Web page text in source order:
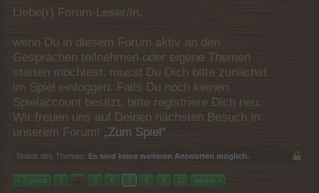
Liebe(r) Forum-Leser/in,
wenn Du in diesem Forum aktiv an den
Gesprächen teilnehmen oder eigene Themen
starten möchtest, musst Du Dich bitte zunächst
im Spiel einloggen. Falls Du noch keinen
Spielaccount besitzt, bitte registriere Dich neu.
Wir freuen uns auf Deinen nächsten Besuch in
unserem Forum! „Zum Spiel“
Status des Themas: Es sind keine weiteren Antworten möglich.
< Zurück 1 ← 5 6 7 8 9 10 Weiter >